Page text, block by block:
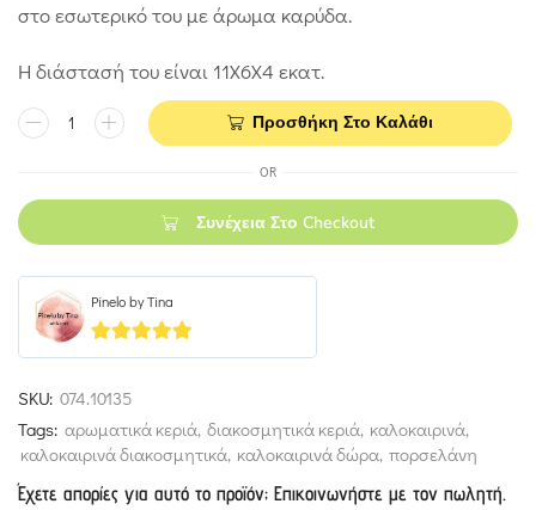
στο εσωτερικό του με άρωμα καρύδα.
Η διάστασή του είναι 11Χ6Χ4 εκατ.
Προσθήκη Στο Καλάθι
OR
Συνέχεια Στο Checkout
Pinelo by Tina
5out of 5
SKU: 074.10135
Tags: αρωματικά κεριά, διακοσμητικά κεριά, καλοκαιρινά,
καλοκαιρινά διακοσμητικά, καλοκαιρινά δώρα, πορσελάνη
Έχετε απορίες για αυτό το προϊόν; Επικοινωνήστε με τον πωλητή.